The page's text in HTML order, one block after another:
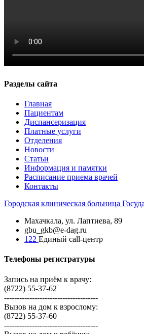
Разделы сайта
Главная
Пациентам
Диспансеризация
Платные услуги
Отделения
Новости
Статьи
Информация и памятки
Расписание приема врачей
Контакты
Городская клиническая больница
Махачкала, ​ул. Лаптиева, 89
gbu_gkb@e-dag.ru
122 Единый call-центр
Телефоны регистратуры
Запись на приём к врачу:
(8722) 55-37-62
-------------------------------------
Вызов на дом к взрослому:
(8722) 55-37-60
-------------------------------------